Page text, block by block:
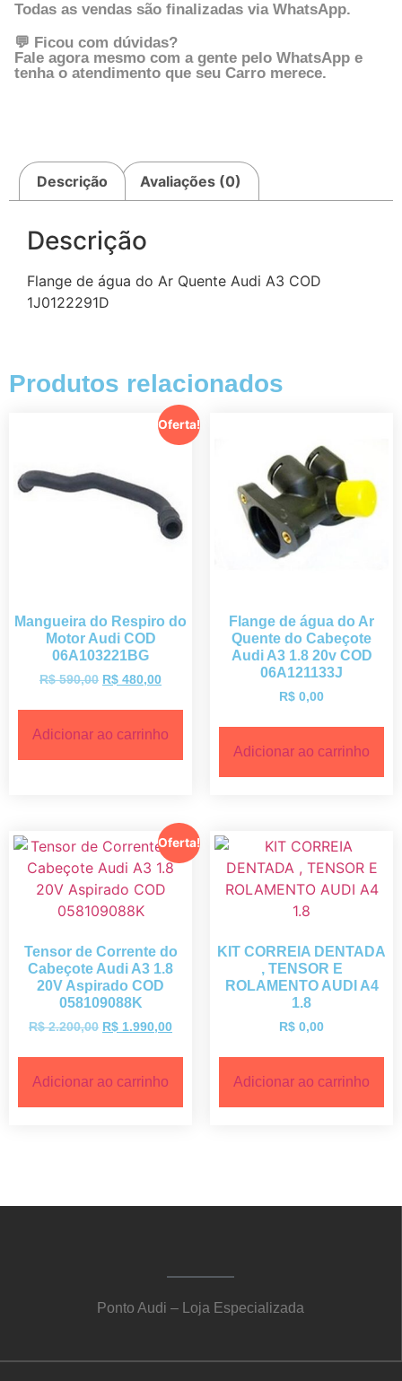
Todas as vendas são finalizadas via WhatsApp.
💬 Ficou com dúvidas?
Fale agora mesmo com a gente pelo WhatsApp e
tenha o atendimento que seu Carro merece.
Descrição Avaliações (0)
Descrição
Flange de água do Ar Quente Audi A3 COD
1J0122291D
Produtos relacionados
Oferta!
Mangueira do Respiro do
Motor Audi COD
06A103221BG
R$590,00 R$ 480,00
Adicionar ao carrinho
Flange de água do Ar
Quente do Cabeçote
Audi A3 1.8 20v COD
06A121133J
R$ 0,00
Adicionar ao carrinho
Oferta!
Tensor de Corrente do
Cabeçote Audi A3 1.8
20V Aspirado COD
058109088K
R$2.200,00 R$ 1.990,00
Adicionar ao carrinho
KIT CORREIA DENTADA
, TENSOR E
ROLAMENTO AUDI A4
1.8
R$ 0,00
Adicionar ao carrinho
Ponto Audi – Loja Especializada